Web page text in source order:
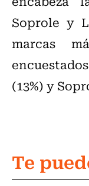
Soprole y
marcas
(13%) y
Te